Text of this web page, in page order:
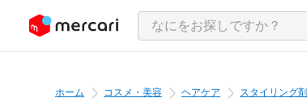
ツにスキップ
ホーム コスメ・美容 ヘアケア スタイリング剤